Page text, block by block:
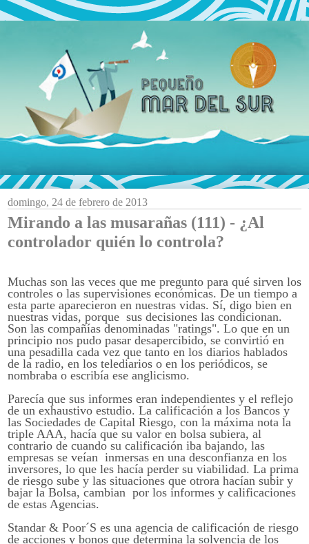
domingo, 24 de febrero de 2013
Mirando a las musarañas (111) - ¿Al
controlador quién lo controla?
Muchas son las veces que me pregunto para qué sirven los
controles o las supervisiones económicas. De un tiempo a
esta parte aparecieron en nuestras vidas. Sí, digo bien en
nuestras vidas, porque sus decisiones las condicionan.
Son las compañías denominadas "ratings". Lo que en un
principio nos pudo pasar desapercibido, se convirtió en
una pesadilla cada vez que tanto en los diarios hablados
de la radio, en los telediarios o en los periódicos, se
nombraba o escribía ese anglicismo.
Parecía que sus informes eran independientes y el reflejo
de un exhaustivo estudio. La calificación a los Bancos y
las Sociedades de Capital Riesgo, con la máxima nota la
triple AAA, hacía que su valor en bolsa subiera, al
contrario de cuando su calificación iba bajando, las
empresas se veían inmersas en una desconfianza en los
inversores, lo que les hacía perder su viabilidad. La prima
de riesgo sube y las situaciones que otrora hacían subir y
bajar la Bolsa, cambian por los informes y calificaciones
de estas Agencias.
Standar & Poor´S es una agencia de calificación de riesgo
de acciones y bonos que determina la solvencia de los